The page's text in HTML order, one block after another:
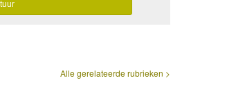
Alle gerelateerde rubrieken >